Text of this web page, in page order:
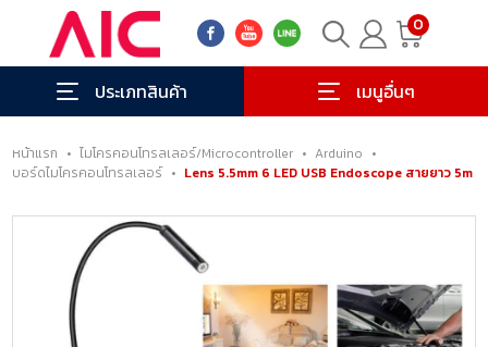
0
ประเภทสินค้า เมนูอื่นๆ
หน้าแรก • ไมโครคอนโทรลเลอร์/Microcontroller • Arduino •
บอร์ดไมโครคอนโทรลเลอร์ • Lens 5.5mm 6 LED USB Endoscope สายยาว 5m